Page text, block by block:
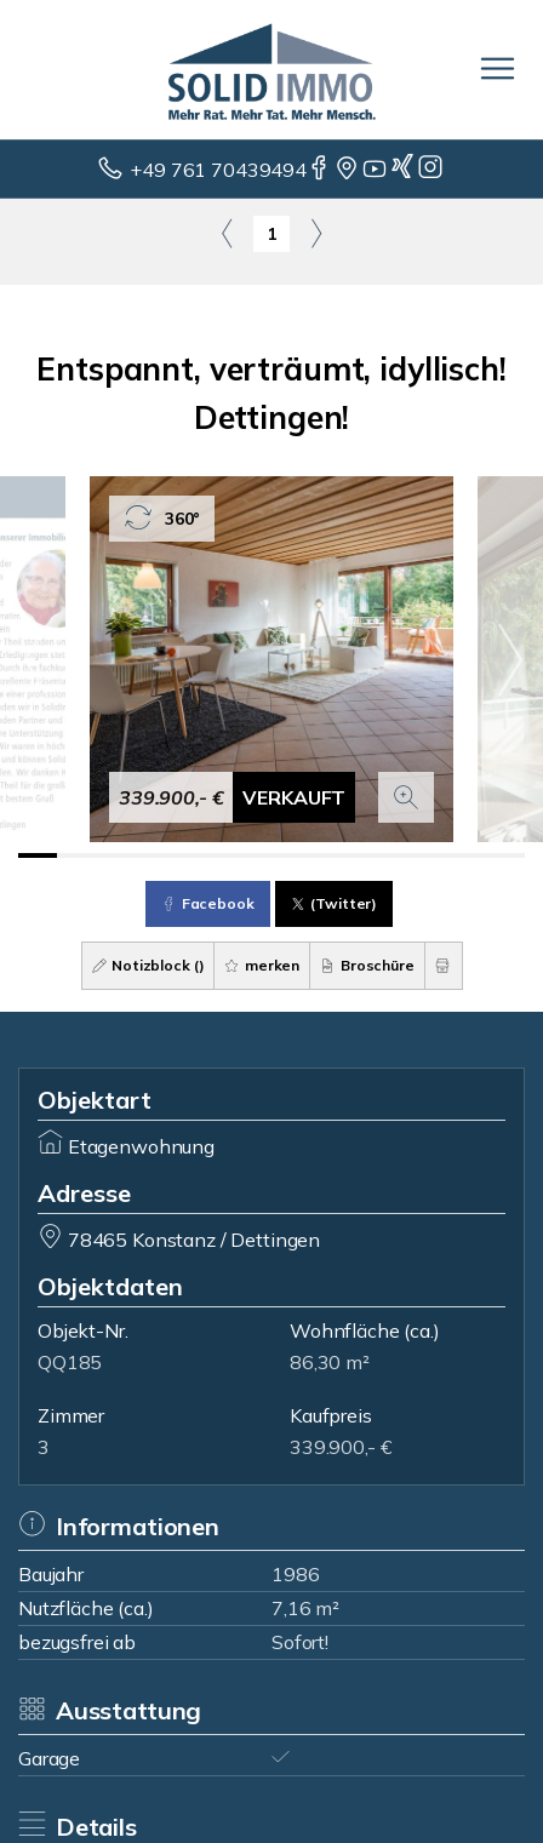
+49 761 70439494
1
Entspannt, verträumt, idyllisch!
Dettingen!
339.900,- € VERKAUFT
360°
Facebook (Twitter)
Notizblock () merken Broschüre
Objektart
Etagenwohnung
Adresse
78465 Konstanz / Dettingen
Objektdaten
Objekt-Nr.
QQ185
Wohnfläche (ca.)
86,30 m²
Zimmer
3
Kaufpreis
339.900,- €
Informationen
Baujahr
1986
Nutzfläche (ca.)
7,16 m²
bezugsfrei ab
Sofort!
Ausstattung
Garage
Details